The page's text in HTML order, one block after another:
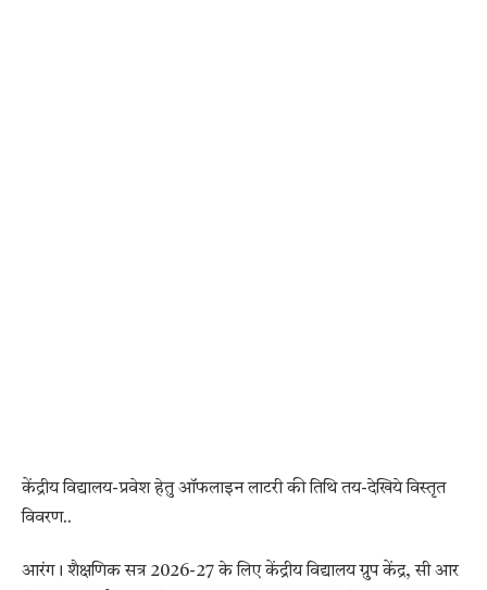
केंद्रीय विद्यालय-प्रवेश हेतु ऑफलाइन लाटरी की तिथि तय-देखिये विस्तृत
विवरण..
आरंग। शैक्षणिक सत्र 2026-27 के लिए केंद्रीय विद्यालय ग्रुप केंद्र, सी आर